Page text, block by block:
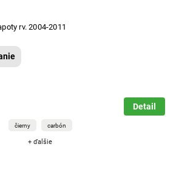
rv. 2004-2011
Detail
čierny carbón
+ ďalšie